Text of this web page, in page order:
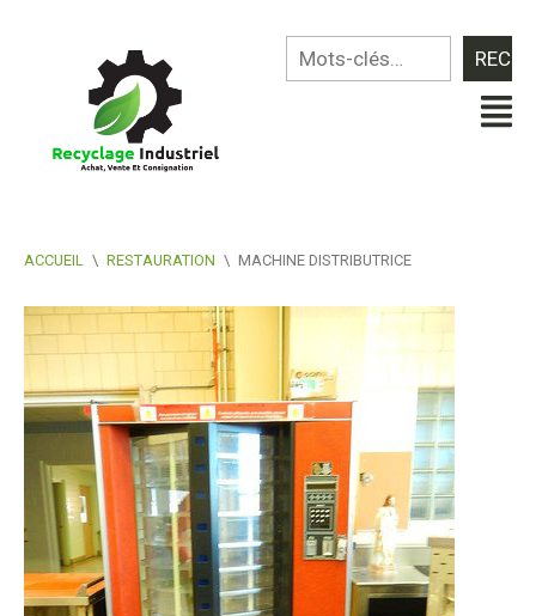
ACCUEIL \ RESTAURATION \ MACHINE DISTRIBUTRICE